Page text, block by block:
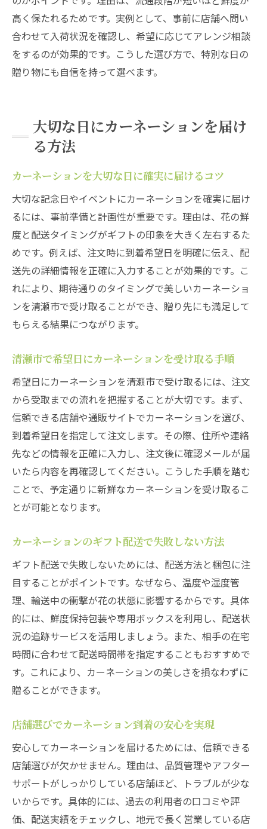
高く保たれるためです。実例として、事前に店舗へ問い
合わせて入荷状況を確認し、希望に応じてアレンジ相談
をするのが効果的です。こうした選び方で、特別な日の
贈り物にも自信を持って選べます。
大切な日にカーネーションを届け
る方法
カーネーションを大切な日に確実に届けるコツ
大切な記念日やイベントにカーネーションを確実に届け
るには、事前準備と計画性が重要です。理由は、花の鮮
度と配送タイミングがギフトの印象を大きく左右するた
めです。例えば、注文時に到着希望日を明確に伝え、配
送先の詳細情報を正確に入力することが効果的です。こ
れにより、期待通りのタイミングで美しいカーネーショ
ンを清瀬市で受け取ることができ、贈り先にも満足して
もらえる結果につながります。
清瀬市で希望日にカーネーションを受け取る手順
希望日にカーネーションを清瀬市で受け取るには、注文
から受取までの流れを把握することが大切です。まず、
信頼できる店舗や通販サイトでカーネーションを選び、
到着希望日を指定して注文します。その際、住所や連絡
先などの情報を正確に入力し、注文後に確認メールが届
いたら内容を再確認してください。こうした手順を踏む
ことで、予定通りに新鮮なカーネーションを受け取るこ
とが可能となります。
カーネーションのギフト配送で失敗しない方法
ギフト配送で失敗しないためには、配送方法と梱包に注
目することがポイントです。なぜなら、温度や湿度管
理、輸送中の衝撃が花の状態に影響するからです。具体
的には、鮮度保持包装や専用ボックスを利用し、配送状
況の追跡サービスを活用しましょう。また、相手の在宅
時間に合わせて配送時間帯を指定することもおすすめで
す。これにより、カーネーションの美しさを損なわずに
贈ることができます。
店舗選びでカーネーション到着の安心を実現
安心してカーネーションを届けるためには、信頼できる
店舗選びが欠かせません。理由は、品質管理やアフター
サポートがしっかりしている店舗ほど、トラブルが少な
いからです。具体的には、過去の利用者の口コミや評
価、配送実績をチェックし、地元で長く営業している店